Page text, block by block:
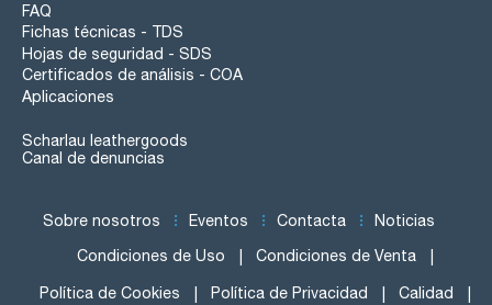
FAQ
Fichas técnicas - TDS
Hojas de seguridad - SDS
Certificados de análisis - COA
Aplicaciones
Scharlau leathergoods
Canal de denuncias
Sobre nosotros Eventos Contacta Noticias
Condiciones de Uso Condiciones de Venta
Política de Cookies Política de Privacidad Calidad